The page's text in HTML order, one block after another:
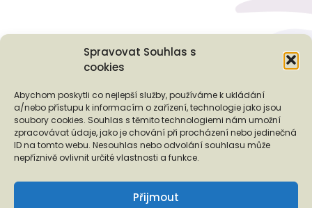
Spravovat Souhlas s
cookies
Abychom poskytli co nejlepší služby, používáme k ukládání
a/nebo přístupu k informacím o zařízení, technologie jako jsou
soubory cookies. Souhlas s těmito technologiemi nám umožní
zpracovávat údaje, jako je chování při procházení nebo jedinečná
ID na tomto webu. Nesouhlas nebo odvolání souhlasu může
nepříznivě ovlivnit určité vlastnosti a funkce.
Přijmout
Podporují nás...
❬ ❭